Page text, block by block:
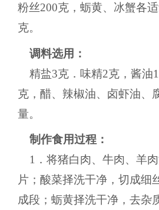
粉丝200克，蛎黄、冰蟹各
克。
调料选用：
精盐3克．味精2克，酱油
克，醋、辣椒油、卤虾油、
量。
制作食用过程：
1．将猪白肉、牛肉、羊
片；酸菜择洗干净，切成细
成段；蛎黄择洗干净，去杂